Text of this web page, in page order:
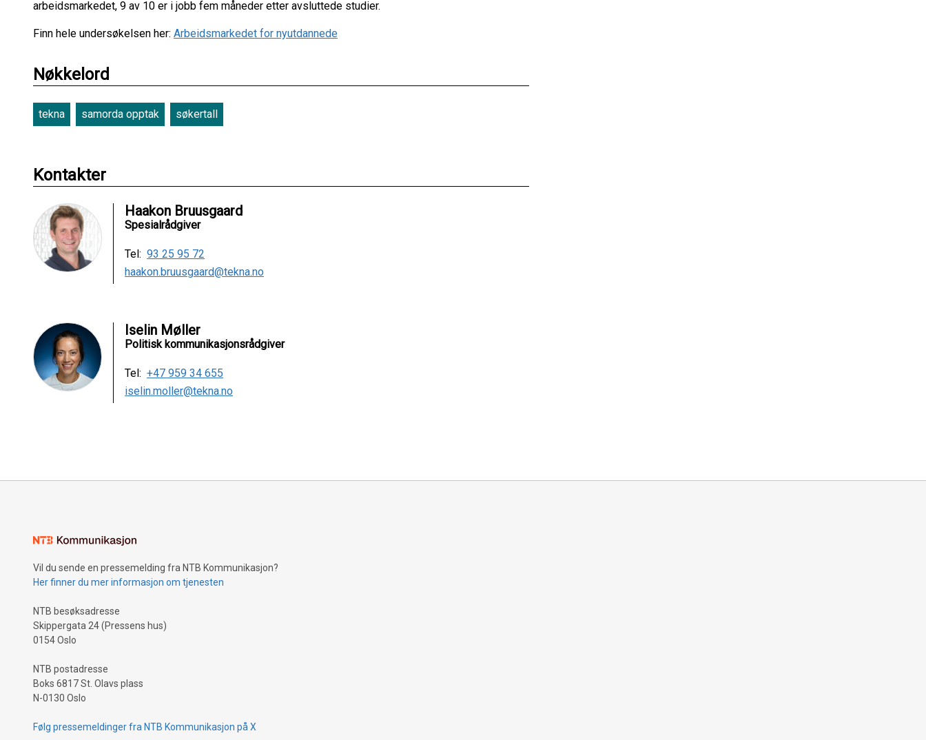
arbeidsmarkedet, 9 av 10 er i jobb fem måneder etter avsluttede studier.
Finn hele undersøkelsen her: Arbeidsmarkedet for nyutdannede
Nøkkelord
tekna samorda opptak søkertall
Kontakter
Haakon Bruusgaard
Spesialrådgiver
Tel: 93 25 95 72
haakon.bruusgaard@tekna.no
Iselin Møller
Politisk kommunikasjonsrådgiver
Tel: +47 959 34 655
iselin.moller@tekna.no
Vil du sende en pressemelding fra NTB Kommunikasjon?
Her finner du mer informasjon om tjenesten
NTB besøksadresse
Skippergata 24 (Pressens hus)
0154 Oslo
NTB postadresse
Boks 6817 St. Olavs plass
N-0130 Oslo
Følg pressemeldinger fra NTB Kommunikasjon på X